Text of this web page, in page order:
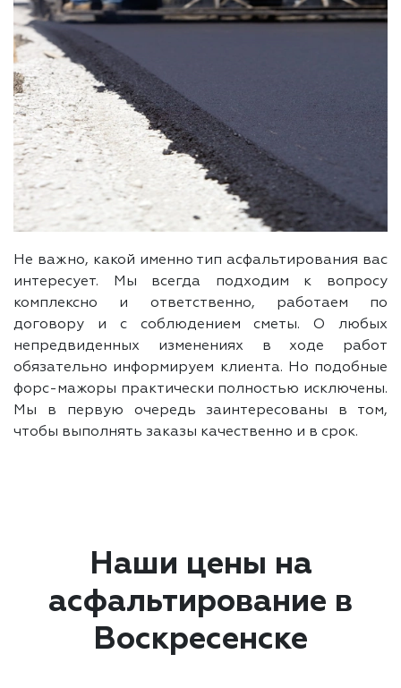
Не важно, какой именно тип асфальтирования вас
интересует. Мы всегда подходим к вопросу
комплексно и ответственно, работаем по
договору и с соблюдением сметы. О любых
непредвиденных изменениях в ходе работ
обязательно информируем клиента. Но подобные
форс-мажоры практически полностью исключены.
Мы в первую очередь заинтересованы в том,
чтобы выполнять заказы качественно и в срок.
Наши цены на
асфальтирование в
Воскресенске